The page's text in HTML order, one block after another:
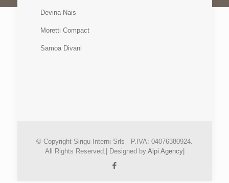
Devina Nais
Moretti Compact
Samoa Divani
© Copyright Sirigu Interni Srls - P.IVA: 04076380924.
All Rights Reserved.| Designed by Alpi Agency|